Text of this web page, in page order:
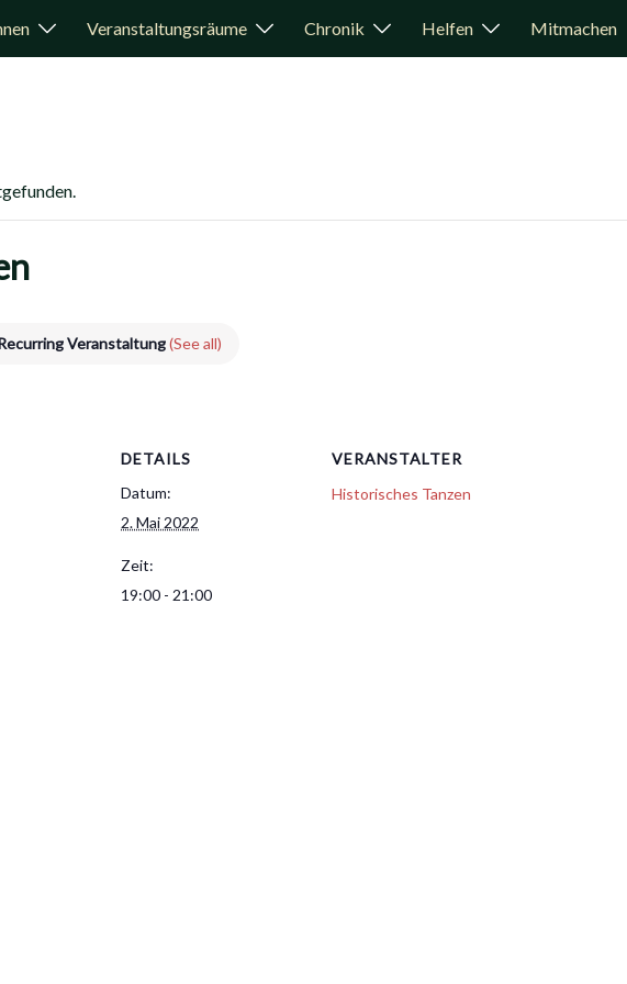
Veranstaltungsräume Chronik Helfen Mitmachen
Veranstaltung(See all)
DETAILS
Datum:
2. Mai 2022
Zeit:
19:00 - 21:00
VERANSTALTER
Historisches Tanzen